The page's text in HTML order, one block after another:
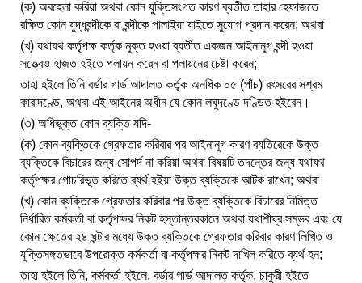
(ক) অবহেলা করিয়া অথবা কোন যুক্তিসংগত কারণ ব্যতীত তাহার হেফাজতে
রক্ষিত কোন যুদ্ধবন্দীকে বা বন্দীকে পালাইয়া যাইতে সুযোগ প্রদান করেন; অথবা
(খ) যথাযথ কর্তৃপক্ষ কর্তৃক মুক্ত হওয়া ব্যতীত একজন আইনানুগ বন্দী হওয়া
সত্ত্বেও হাজত হইতে পলায়ন করেন বা পলায়নের চেষ্টা করেন;
তাহা হইলে তিনি বর্ডার গার্ড আদালত কর্তৃক অনধিক ০৫ (পাঁচ) বৎসরের সশ্রম
কারাদণ্ডে, অথবা এই আইনের অধীন যে কোন লঘুদণ্ডে দণ্ডিত হইবেন।
(৩) অধিভুক্ত কোন ব্যক্তি যদি-
(ক) কোন ব্যক্তিকে গ্রেফতার করিবার পর আইনানুগ কারণ ব্যতিরেকে উক্ত
ব্যক্তিকে বিচারের জন্য সোপর্দ না করিয়া অথবা বিষয়টি তদন্তের জন্য যথাযথ
কর্তৃপক্ষর গোচরিভূত করিতে ব্যর্থ হইয়া উক্ত ব্যক্তিকে আটক রাখেন; অথবা
(খ) কোন ব্যক্তিকে গ্রেফতার করিবার পর উক্ত ব্যক্তিকে বিচারের নিমিত্ত
নির্ধারিত কর্মকর্তা বা কর্তৃপক্ষর নিকট হস্তান্তরকালে অথবা যথাশীঘ্র সম্ভব এবং যে
কোন ক্ষেত্রে ২৪ ঘন্টার মধ্যে উক্ত ব্যক্তিকে গ্রেফতার করিবার কারণ লিখিত ও
যুক্তিসঙ্গতভাবে উপরোক্ত কর্মকর্তা বা কর্তৃপক্ষর নিকট দাখিল করিতে ব্যর্থ হন;
তাহা হইলে তিনি, কর্মকর্তা হইলে, বর্ডার গার্ড আদালত কর্তৃক, চাকুরী হইতে